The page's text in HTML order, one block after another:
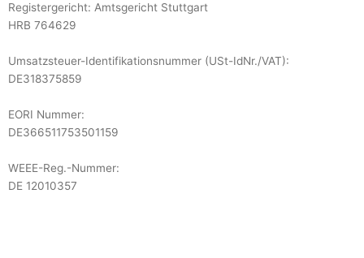
Registergericht: Amtsgericht Stuttgart
HRB 764629
Umsatzsteuer-Identifikationsnummer (USt-IdNr./VAT):
DE318375859
EORI Nummer:
DE366511753501159
WEEE-Reg.-Nummer:
DE 12010357